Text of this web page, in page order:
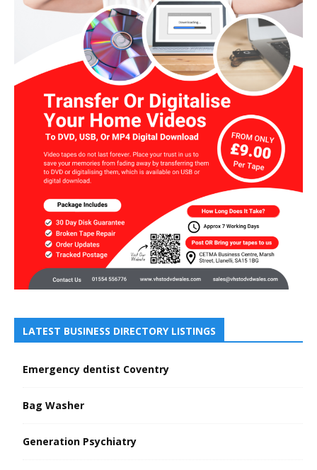
LATEST BUSINESS DIRECTORY LISTINGS
Emergency dentist Coventry
Bag Washer
Generation Psychiatry